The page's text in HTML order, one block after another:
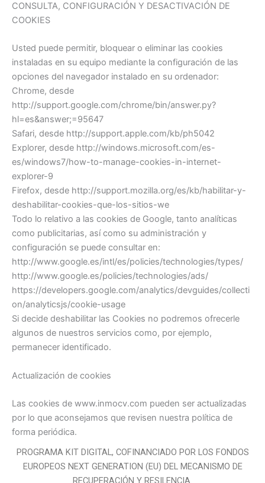
CONSULTA, CONFIGURACIÓN Y DESACTIVACIÓN DE
COOKIES
Usted puede permitir, bloquear o eliminar las cookies
instaladas en su equipo mediante la configuración de las
opciones del navegador instalado en su ordenador:
Chrome, desde
http://support.google.com/chrome/bin/answer.py?
hl=es&answer;=95647
Safari, desde http://support.apple.com/kb/ph5042
Explorer, desde http://windows.microsoft.com/es-
es/windows7/how-to-manage-cookies-in-internet-
explorer-9
Firefox, desde http://support.mozilla.org/es/kb/habilitar-y-
deshabilitar-cookies-que-los-sitios-we
Todo lo relativo a las cookies de Google, tanto analíticas
como publicitarias, así como su administración y
configuración se puede consultar en:
http://www.google.es/intl/es/policies/technologies/types/
http://www.google.es/policies/technologies/ads/
https://developers.google.com/analytics/devguides/collecti
on/analyticsjs/cookie-usage
Si decide deshabilitar las Cookies no podremos ofrecerle
algunos de nuestros servicios como, por ejemplo,
permanecer identificado.
Actualización de cookies
Las cookies de www.inmocv.com pueden ser actualizadas
por lo que aconsejamos que revisen nuestra política de
forma periódica.
PROGRAMA KIT DIGITAL, COFINANCIADO POR LOS FONDOS
EUROPEOS NEXT GENERATION (EU) DEL MECANISMO DE